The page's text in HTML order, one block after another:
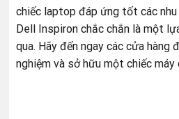
chiếc laptop đáp ứng tốt các
Dell Inspiron chắc chắn là một
qua. Hãy đến ngay các cửa
nghiệm và sở hữu một chiếc máy